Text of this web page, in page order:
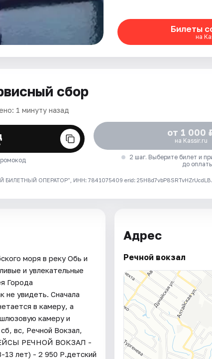
Билеты
на
сбор
1 минуту назад
от 1 000
на Kassir.ru
2 шаг. Выберите билет и
до
ОПЕРАТОР", ИНН: 7841075409 erid: 25H8d7vbP8SRTvHZrUcdLB.
моря в реку Обь и
и увлекательные
Города
не увидеть. Сначала
в камеру, а
камеру и
вс, Речной Вокзал,
РЕЧНОЙ ВОКЗАЛ -
лет) - 2 950 Р.детский
Адрес
Речной вокзал